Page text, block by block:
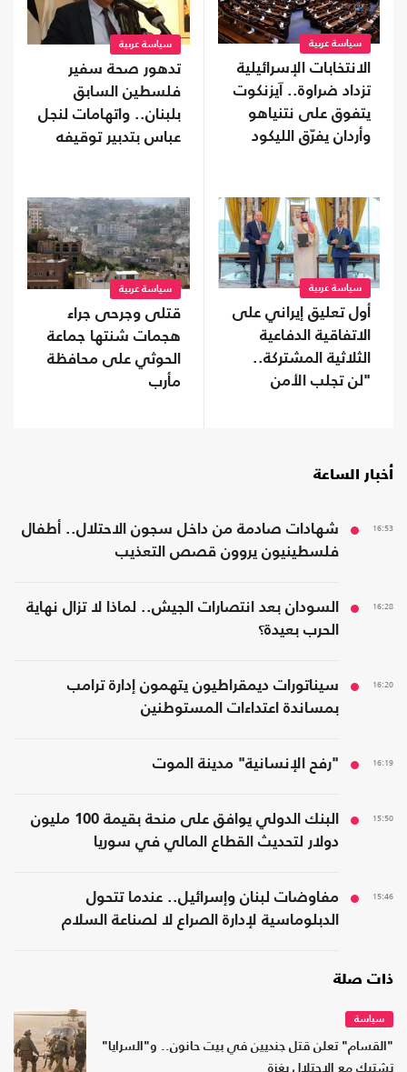
سياسة عربية
الانتخابات الإسرائيلية
تزداد ضراوة.. آيزنكوت
يتفوق على نتنياهو
وأردان يفرّق الليكود
سياسة عربية
تدهور صحة سفير
فلسطين السابق
بلبنان.. واتهامات لنجل
عباس بتدبير توقيفه
سياسة عربية
أول تعليق إيراني على
الاتفاقية الدفاعية
الثلاثية المشتركة..
"لن تجلب الأمن
سياسة عربية
قتلى وجرحى جراء
هجمات شنتها جماعة
الحوثي على محافظة
مأرب
أخبار الساعة
16:53
شهادات صادمة من داخل سجون الاحتلال.. أطفال
فلسطينيون يروون قصص التعذيب
16:28
السودان بعد انتصارات الجيش.. لماذا لا تزال نهاية
الحرب بعيدة؟
16:20
سيناتورات ديمقراطيون يتهمون إدارة ترامب
بمساندة اعتداءات المستوطنين
16:19 "رفح الإنسانية" مدينة الموت
15:50
البنك الدولي يوافق على منحة بقيمة 100 مليون
دولار لتحديث القطاع المالي في سوريا
15:46
مفاوضات لبنان وإسرائيل.. عندما تتحول
الدبلوماسية لإدارة الصراع لا لصناعة السلام
ذات صلة
سياسة
"القسام" تعلن قتل جنديين في بيت حانون.. و"السرايا"
تشتبك مع الاحتلال بغزة